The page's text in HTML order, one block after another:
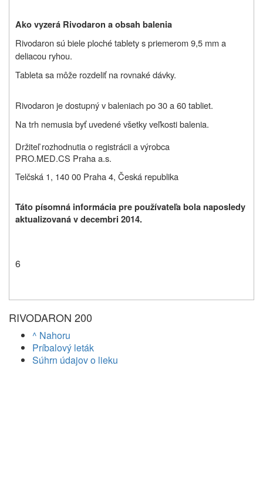
Ako vyzerá Rivodaron a obsah balenia
Rivodaron sú biele ploché tablety s priemerom 9,5 mm a
deliacou ryhou.
Tableta sa môže rozdeliť na rovnaké dávky.
Rivodaron je dostupný v baleniach po 30 a 60 tabliet.
Na trh nemusia byť uvedené všetky veľkosti balenia.
Držiteľ rozhodnutia o registrácii a výrobca
PRO.MED.CS Praha a.s.
Telčská 1, 140 00 Praha 4, Česká republika
Táto písomná informácia pre používateľa bola naposledy
aktualizovaná v decembri 2014.
6
RIVODARON 200
^ Nahoru
Príbalový leták
Súhrn údajov o lieku